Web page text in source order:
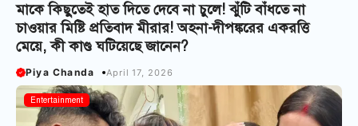
মাকে কিছুতেই হাত দিতে দেবে না চুলে! ঝুঁটি বাঁধতে না
চাওয়ার মিষ্টি প্রতিবাদ মীরার! অহনা-দীপঙ্করের একরত্তি
মেয়ে, কী কাণ্ড ঘটিয়েছে জানেন?
Piya Chanda April 17, 2026
Entertainment